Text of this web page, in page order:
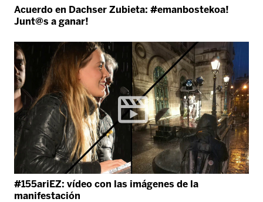
Acuerdo en Dachser Zubieta: #emanbostekoa!
Junt@s a ganar!
#155ariEZ: vídeo con las imágenes de la
manifestación